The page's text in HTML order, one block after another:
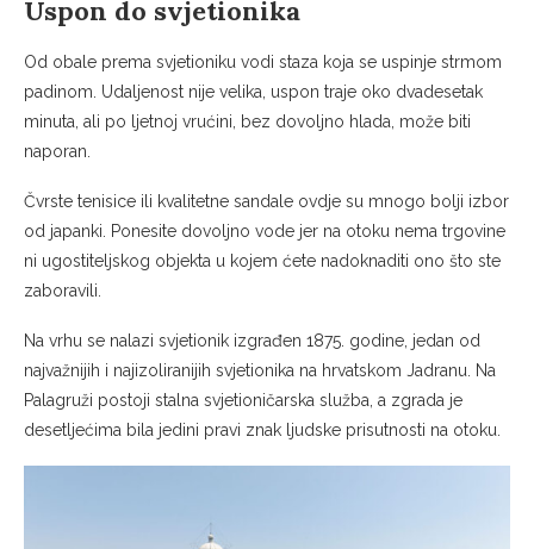
Uspon do svjetionika
Od obale prema svjetioniku vodi staza koja se uspinje strmom
padinom. Udaljenost nije velika, uspon traje oko dvadesetak
minuta, ali po ljetnoj vrućini, bez dovoljno hlada, može biti
naporan.
Čvrste tenisice ili kvalitetne sandale ovdje su mnogo bolji izbor
od japanki. Ponesite dovoljno vode jer na otoku nema trgovine
ni ugostiteljskog objekta u kojem ćete nadoknaditi ono što ste
zaboravili.
Na vrhu se nalazi svjetionik izgrađen 1875. godine, jedan od
najvažnijih i najizoliranijih svjetionika na hrvatskom Jadranu. Na
Palagruži postoji stalna svjetioničarska služba, a zgrada je
desetljećima bila jedini pravi znak ljudske prisutnosti na otoku.